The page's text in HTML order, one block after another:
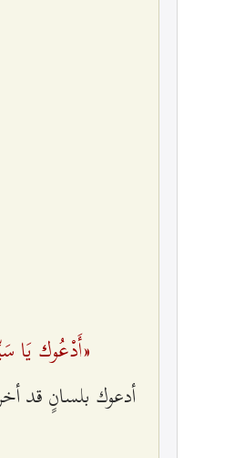
«أَدْعُوك يَا
أدعوك بلسانٍ قد